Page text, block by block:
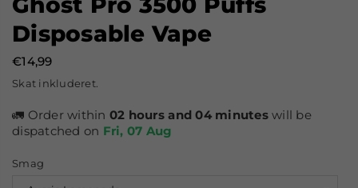
Disposable Vape
Normal
pris
€14,99
Skat inkluderet.
🚛 Order within 02 hours and 03 minuteswill be
dispatched on Fri, 07 Aug
Smag